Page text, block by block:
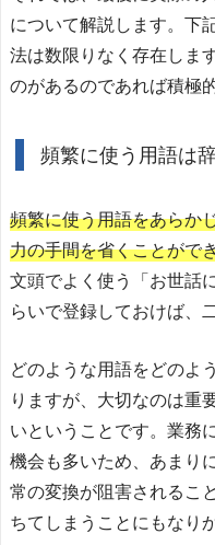
について解説します。下
法は数限りなく存在しま
のがあるのであれば積極
頻繁に使う用語は
頻繁に使う用語をあらか
力の手間を省くことがで
文頭でよく使う「お世話
らいで登録しておけば、
どのような用語をどのよ
りますが、大切なのは重
いということです。業務
機会も多いため、あまり
常の変換が阻害されるこ
ちてしまうことにもなり